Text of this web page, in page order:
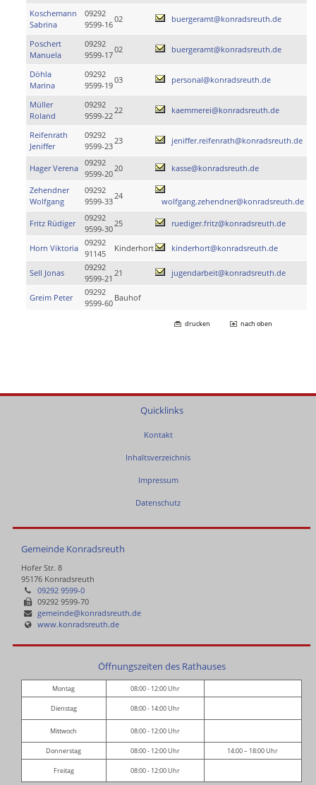
Koschemann
Sabrina
09292
9599-16
02 buergeramt@konradsreuth.de
Poschert
Manuela
09292
9599-17
02 buergeramt@konradsreuth.de
Döhla
Marina
09292
9599-19
03 personal@konradsreuth.de
Müller
Roland
09292
9599-22
22 kaemmerei@konradsreuth.de
Reifenrath
Jeniffer
09292
9599-23
23 jeniffer.reifenrath@konradsreuth.de
Hager Verena
09292
9599-20
20 kasse@konradsreuth.de
Zehendner
Wolfgang
09292
9599-33
24
wolfgang.zehendner@konradsreuth.de
Fritz Rüdiger
09292
9599-30
25 ruediger.fritz@konradsreuth.de
Horn Viktoria
09292
91145
Kinderhort kinderhort@konradsreuth.de
Sell Jonas
09292
9599-21
21 jugendarbeit@konradsreuth.de
Greim Peter
09292
9599-60
Bauhof
drucken nach oben
Quicklinks
Kontakt
Inhaltsverzeichnis
Impressum
Datenschutz
Gemeinde Konradsreuth
Hofer Str. 8
95176 Konradsreuth
09292 9599-0
09292 9599-70
gemeinde@konradsreuth.de
www.konradsreuth.de
Öffnungszeiten des Rathauses
Montag 08:00 - 12:00 Uhr
Dienstag 08:00 - 14:00 Uhr
Mittwoch 08:00 - 12:00 Uhr
Donnerstag 08:00 - 12:00 Uhr 14:00 – 18:00 Uhr
Freitag 08:00 - 12:00 Uhr